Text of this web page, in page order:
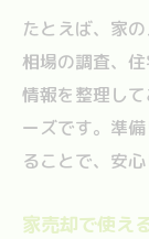
たとえば、家
相場の調査、
情報を整理し
ーズです。準
ることで、安
家売却で使え